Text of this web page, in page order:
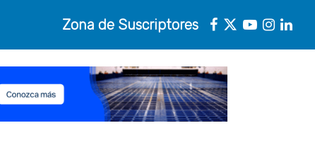
Zona de Suscriptores